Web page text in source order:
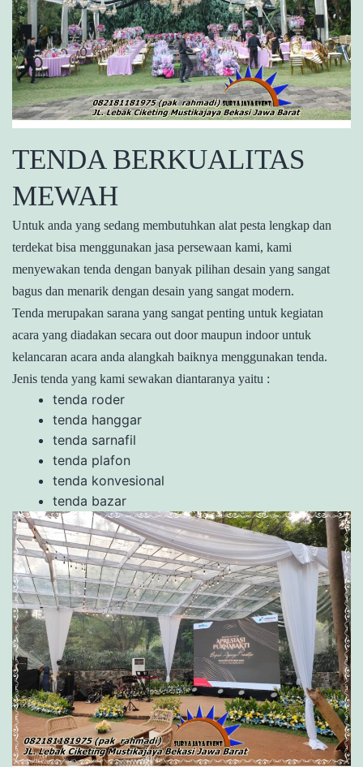
TENDA BERKUALITAS
MEWAH
Untuk anda yang sedang membutuhkan alat pesta lengkap dan
terdekat bisa menggunakan jasa persewaan kami, kami
menyewakan tenda dengan banyak pilihan desain yang sangat
bagus dan menarik dengan desain yang sangat modern.
Tenda merupakan sarana yang sangat penting untuk kegiatan
acara yang diadakan secara out door maupun indoor untuk
kelancaran acara anda alangkah baiknya menggunakan tenda.
Jenis tenda yang kami sewakan diantaranya yaitu :
tenda roder
tenda hanggar
tenda sarnafil
tenda plafon
tenda konvesional
tenda bazar